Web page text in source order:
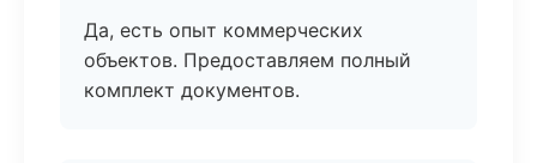
Да, есть опыт коммерческих
объектов. Предоставляем полный
комплект документов.